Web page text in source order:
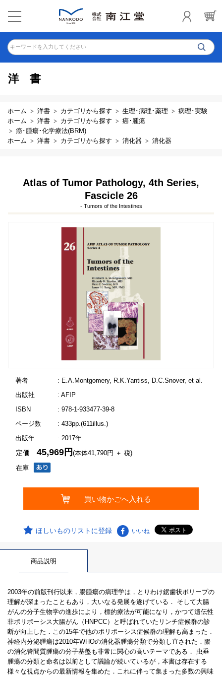
キーワードを入力してください
洋書
ホーム 洋書 カテゴリから探す 生理･病理･薬理
病理･実験
ホーム
洋書 カテゴリから探す
癌･腫瘍
癌･腫瘍･化学療法(BRM)
ホーム
洋書 カテゴリから探す 消化器 消化器
Atlas of Tumor Pathology, 4th Series,
Fascicle 26
- Tumors of the Intestines
著者
: E.A.Montgomery, R.K.Yantiss, D.C.Snover, et al.
出版社
: AFIP
ISBN
: 978-1-933477-39-8
ページ数
: 433pp.(611illus.)
出版年
: 2017年
在庫
定価45,969円(本体41,790円 ＋ 税)
ほしいものリストに登録 いいね
商品説明
2003年の前版刊行以来，腸腫瘍の病理学は，とりわけ鋸歯状ポリープの
理解が深まったこともあり，大いなる発展を遂げている． そして大腸
がんの分子生物学の進歩により，標的療法が可能になり，かつて遺伝性
非ポリポーシス大腸がん（HNPCC）と呼ばれていたリンチ症候群の診
断が向上した．この15年で他のポリポーシス症候群の理解も高まった．
神経内分泌腫瘍は2010年WHOの消化器腫瘍分類で分類し直された．腸
の消化管間質腫瘍の分子基盤も非常に関心の高いテーマである． 虫垂
腫瘍の分類と命名は以前として議論が続いているが，本書は存在する
様々な視点からの最新情報を集めた．これに伴って集まった多数の興味